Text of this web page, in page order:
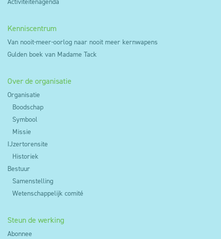
Kenniscentrum
Van nooit-meer-oorlog naar nooit meer kernwapens
Gulden boek van Madame Tack
Over de organisatie
Organisatie
Boodschap
Symbool
Missie
IJzertorensite
Historiek
Bestuur
Samenstelling
Wetenschappelijk comité
Steun de werking
Abonnee